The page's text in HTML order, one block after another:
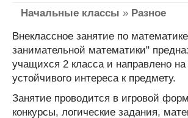
Начальные классы » Разное
Внеклассное занятие по
занимательной математики"
учащихся 2 класса и направлено
устойчивого интереса к предмету.
Занятие проводится в игровой
конкурсы, логические задания,